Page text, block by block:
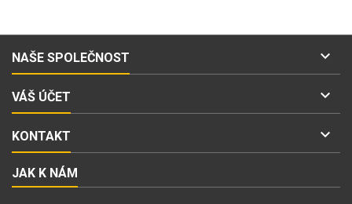
NAŠE SPOLEČNOST 
VÁŠ ÚČET 
KONTAKT 
JAK K NÁM